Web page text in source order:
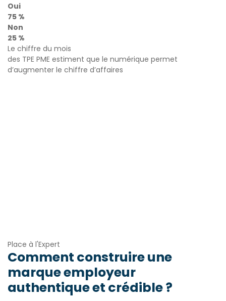
Oui
75 %
Non
25 %
Le chiffre du mois
des TPE PME estiment que le numérique permet
d’augmenter le chiffre d’affaires
Place à l'Expert
Comment construire une
marque employeur
authentique et crédible ?